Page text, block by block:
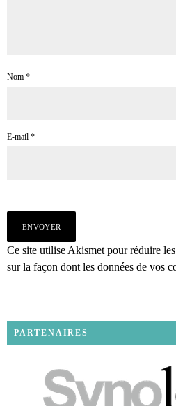
Nom *
E-mail *
Ce site utilise Akismet pour réduire
sur la façon dont les données de vos
PARTENAIRES